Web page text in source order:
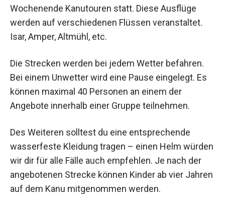
Wochenende Kanutouren statt. Diese Ausflüge
werden auf verschiedenen Flüssen veranstaltet.
Isar, Amper, Altmühl, etc.
Die Strecken werden bei jedem Wetter befahren.
Bei einem Unwetter wird eine Pause eingelegt. Es
können maximal 40 Personen an einem der
Angebote innerhalb einer Gruppe teilnehmen.
Des Weiteren solltest du eine entsprechende
wasserfeste Kleidung tragen – einen Helm würden
wir dir für alle Fälle auch empfehlen. Je nach der
angebotenen Strecke können Kinder ab vier Jahren
auf dem Kanu mitgenommen werden.